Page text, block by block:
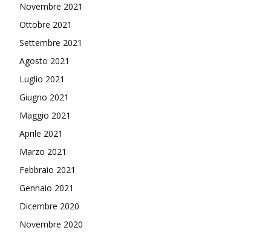
Novembre 2021
Ottobre 2021
Settembre 2021
Agosto 2021
Luglio 2021
Giugno 2021
Maggio 2021
Aprile 2021
Marzo 2021
Febbraio 2021
Gennaio 2021
Dicembre 2020
Novembre 2020